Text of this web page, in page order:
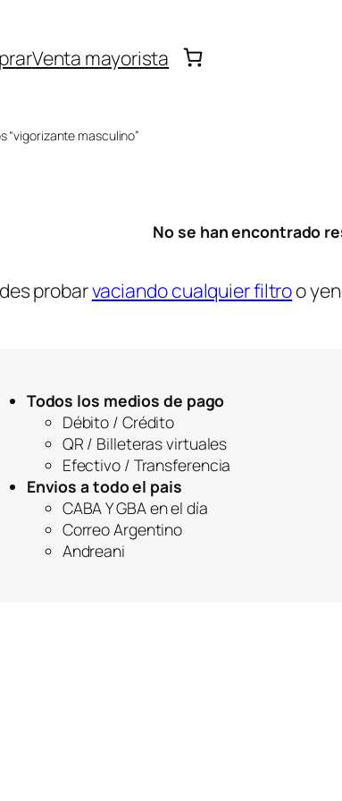
Venta mayorista
“vigorizante masculino”
No se han encontrado
probarvaciando cualquier filtroo
Todos los medios de pago
Débito / Crédito
QR / Billeteras virtuales
Efectivo / Transferencia
Envios a todo el pais
CABA Y GBA en el día
Correo Argentino
Andreani